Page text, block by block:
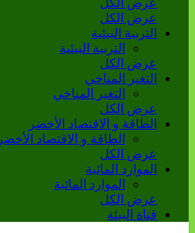
عرض الكل
عرض الكل
التربية البيئية
التربية البيئية
عرض الكل
التغير المناخي
التغير المناخي
عرض الكل
الطاقة و الاقتصاد الأخضر
الطاقة و الاقتصاد الأخضر
عرض الكل
الموارد المائية
الموارد المائية
عرض الكل
قناة البيئة